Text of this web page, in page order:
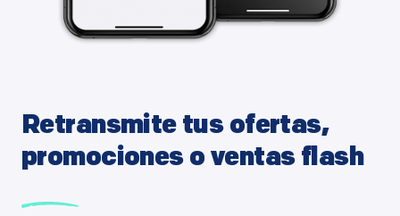
Retransmite tus ofertas,
promociones o ventas flash